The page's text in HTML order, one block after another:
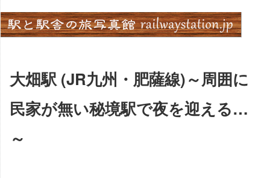
Skip
to
content
大畑駅 (JR九州・肥薩線)～周囲に
民家が無い秘境駅で夜を迎える…
～